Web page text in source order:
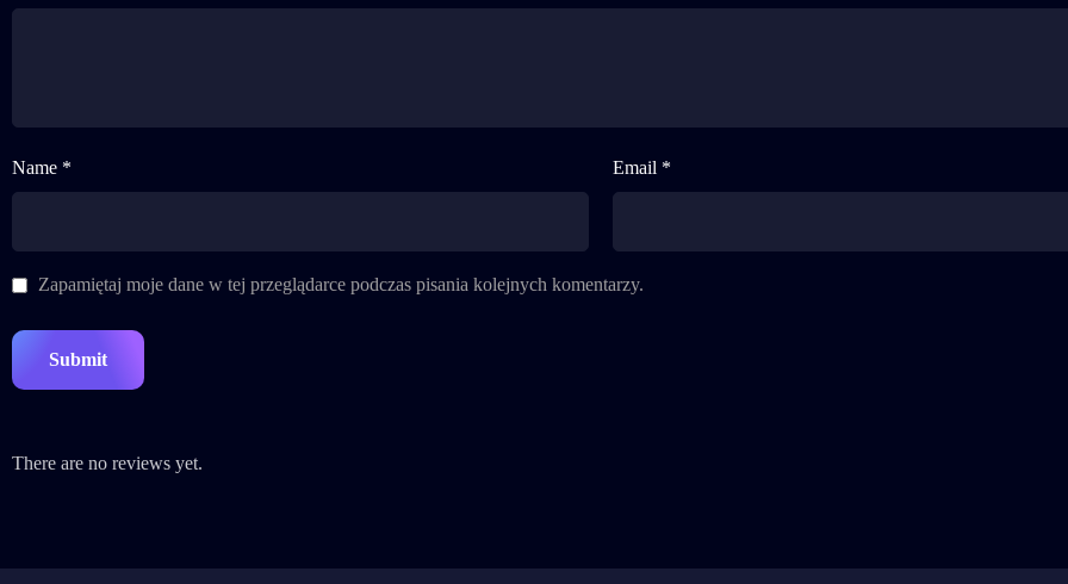
Name * Email *
Zapamiętaj moje dane w tej przeglądarce podczas pisania kolejnych komentarzy.
There are no reviews yet.